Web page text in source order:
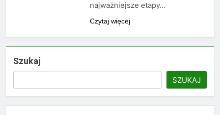
najważniejsze etapy…
Czytaj więcej
Szukaj
SZUKAJ